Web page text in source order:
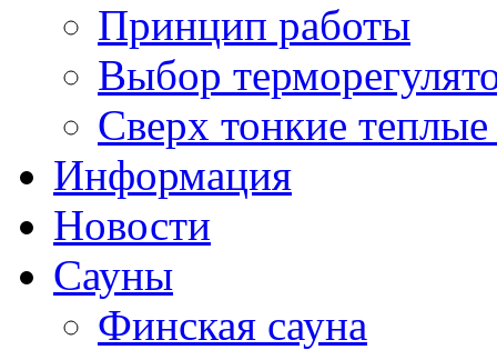
Принцип работы
Выбор
Сверх тонкие
Информация
Новости
Сауны
Финская сауна